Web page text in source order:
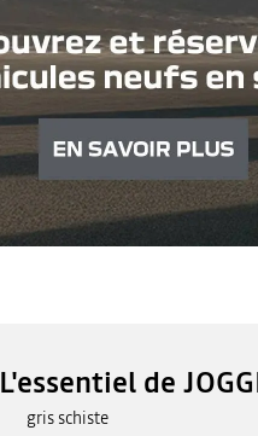
L'essentiel de
gris schiste